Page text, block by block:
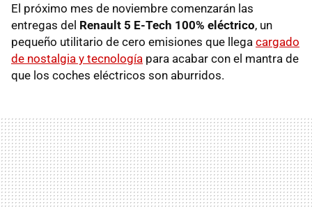
El próximo mes de noviembre comenzarán las
entregas del Renault 5 E-Tech 100% eléctrico, un
pequeño utilitario de cero emisiones que llega cargado
de nostalgia y tecnología para acabar con el mantra de
que los coches eléctricos son aburridos.